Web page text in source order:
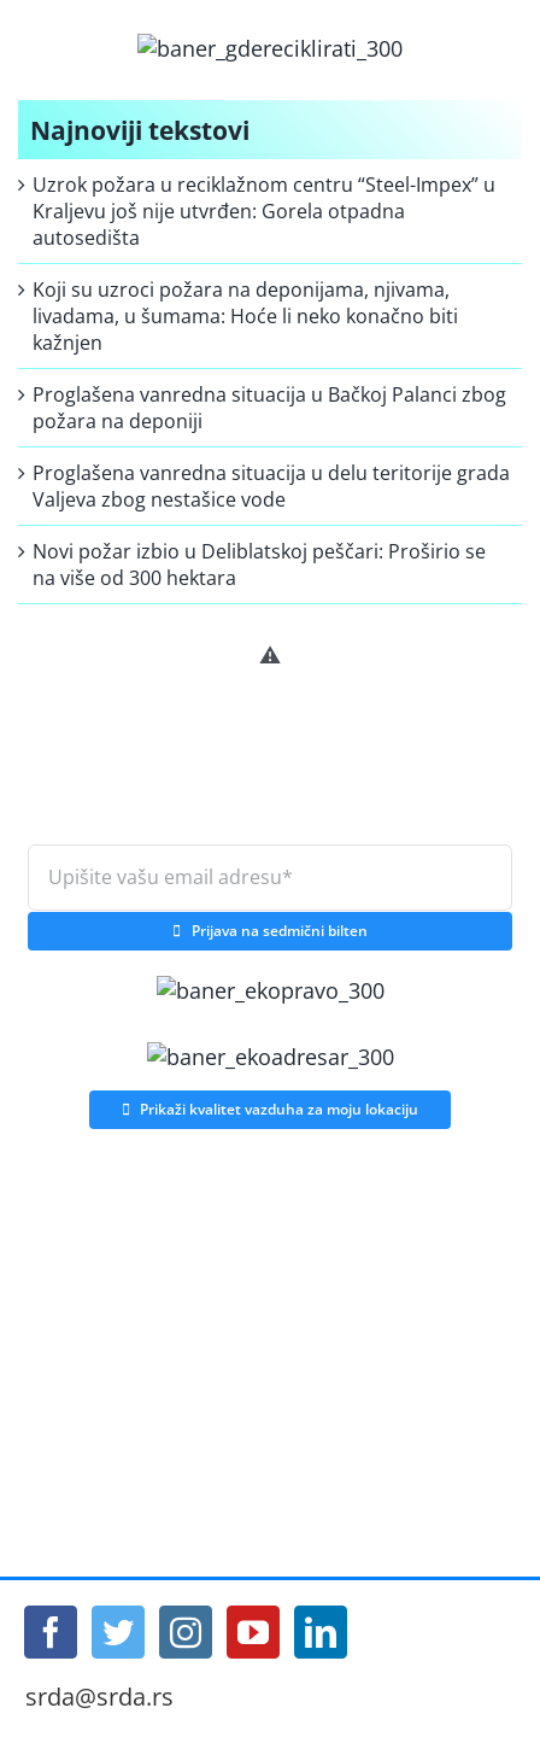
Najnoviji tekstovi
Uzrok požara u reciklažnom centru “Steel-Impex” u
Kraljevu još nije utvrđen: Gorela otpadna
autosedišta
Koji su uzroci požara na deponijama, njivama,
livadama, u šumama: Hoće li neko konačno biti
kažnjen
Proglašena vanredna situacija u Bačkoj Palanci zbog
požara na deponiji
Proglašena vanredna situacija u delu teritorije grada
Valjeva zbog nestašice vode
Novi požar izbio u Deliblatskoj peščari: Proširio se
na više od 300 hektara
Prijava na sedmični bilten
Prikaži kvalitet vazduha za moju lokaciju
srda@srda.rs